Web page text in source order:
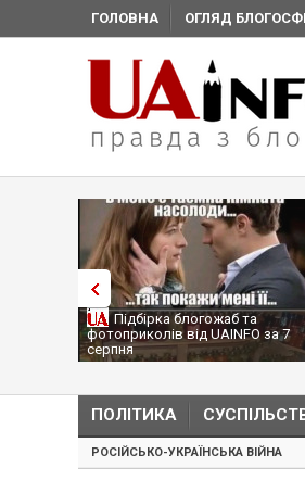
ГОЛОВНА ОГЛЯД
Підбірка блогожаб та
фотоприколів від UAINFO за 7
серпня
ПОЛІТИКА
РОСІЙСЬКО-УКРАЇНСЬКА ВІЙНА